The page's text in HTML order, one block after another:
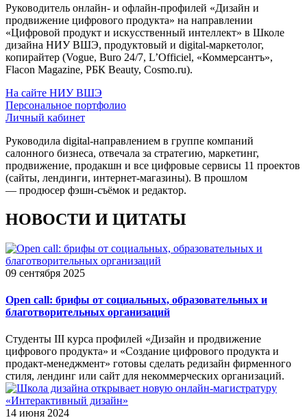
Руководитель онлайн- и офлайн-профилей «Дизайн и
продвижение цифрового продукта» на направлении
«Цифровой продукт и искусственный интеллект» в Школе
дизайна НИУ ВШЭ, продуктовый и digital-маркетолог,
копирайтер (Vogue, Buro 24/7, L’Officiel, «Коммерсантъ»,
Flacon Magazine, РБК Beauty, Cosmo.ru).
На сайте НИУ ВШЭ
Персональное портфолио
Личный кабинет
Руководила digital-направлением в группе компаний
салонного бизнеса, отвечала за стратегию, маркетинг,
продвижение, продакшн и все цифровые сервисы 11 проектов
(сайты, лендинги, интернет-магазины). В прошлом
— продюсер фэшн-съёмок и редактор.
НОВОСТИ И ЦИТАТЫ
09 сентября 2025
Open call: брифы от социальных, образовательных и
благотворительных организаций
Студенты III курса профилей «Дизайн и продвижение
цифрового продукта» и «Создание цифрового продукта и
продакт-менеджмент» готовы сделать редизайн фирменного
стиля, лендинг или сайт для некоммерческих организаций.
14 июня 2024